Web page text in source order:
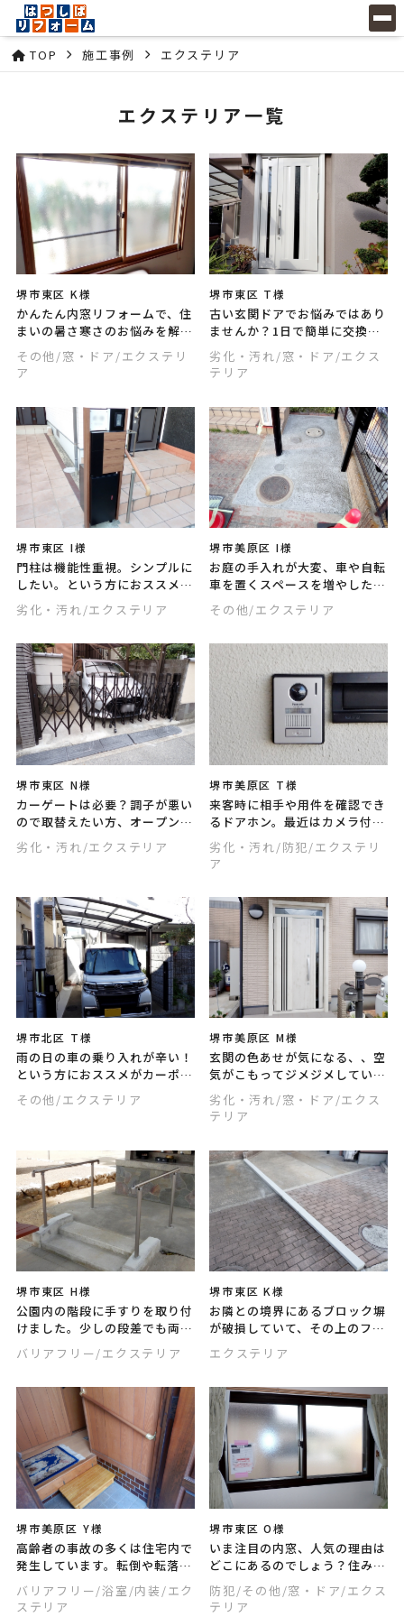
TOP 施工事例 エクステリア
エクステリア一覧
堺市東区 K様
かんたん内窓リフォームで、住
まいの暑さ寒さのお悩みを解消
しませんか？騒音対策にも有効
で、人気のあるリフォームで
す。
その他/窓・ドア /エクステリ
ア
堺市東区 T様
古い玄関ドアでお悩みではあり
ませんか？1日で簡単に交換で
きるドアリモで、最新の玄関ド
アに早変わり。心はずむ玄関に
リフォームしませんか？
劣化・汚れ/窓・ドア /エクス
テリア
堺市東区 I様
門柱は機能性重視。シンプルに
したい。という方におススメな
のが、表札やポストなどが一体
型となったコンパクトな機能門
で、ぜひ参考にして下さい。
劣化・汚れ/エクステリア
堺市美原区 I様
お庭の手入れが大変、車や自転
車を置くスペースを増やした
い、、とコンクリート工事を依
頼される方が増えています。生
構リフォームしませんか？
その他/エクステリア
堺市東区 N様
カーゲートは必要？調子が悪い
ので取替えたい方、オープン外
構にしたけど防犯面や車の保護
のためにやっぱり取付けたい！
劣化・汚れ/エクステリア
堺市美原区 T様
来客時に相手や用件を確認でき
るドアホン。最近はカメラ付き
のものが主流になっています。
より便利であんしんな生活へ、
ドアホンの機能を見直しません
劣化・汚れ/防犯/エクステリ
ア
堺市北区 T様
雨の日の車の乗り入れが辛い！
という方におススメがカーポー
ト。雨や日光、風による飛来物
などからある程度保護して、車
その他/エクステリア
堺市美原区 M様
玄関の色あせが気になる、、空
気がこもってジメジメしてい
る、、ニオイは大丈夫かな、、
そんなお悩みを解消しません
か？ドアが変わると玄関の表情
劣化・汚れ/窓・ドア /エクス
テリア
堺市東区 H様
公園内の階段に手すりを取り付
けました。少しの段差でも両脇
に手すりがあると、上り下りが
安全に快適にできるようになり
バリアフリー/エクステリア
堺市東区 K様
お隣との境界にあるブロック塀
が破損していて、その上のフェ
ンスが倒れてくる可能性があり
ましたので、撤去工事を行いま
エクステリア
堺市美原区 Y様
高齢者の事故の多くは住宅内で
発生しています。転倒や転落、
つまづきなどを予防し、できる
だけ自立した生活を継続できる
バリアフリー/浴室 /内装 /エク
ステリア
堺市東区 O様
いま注目の内窓、人気の理由は
どこにあるのでしょう？住みや
すさがグンとアップしたりリフ
ォームが簡単など嬉しい効果が
防犯/その他/窓・ドア/エクス
テリア